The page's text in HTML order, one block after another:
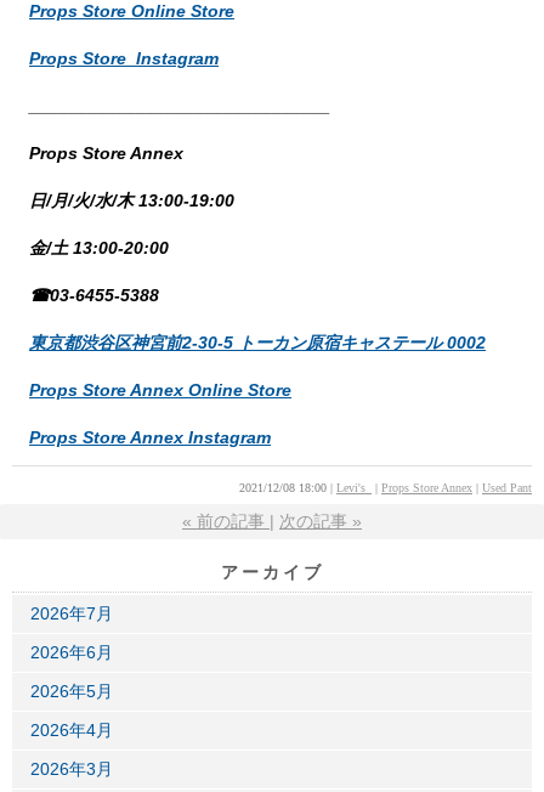
Props Store Online Store
Props Store Instagram
Props Store Annex
日/月/火/水/木 13:00-19:00
金/土 13:00-20:00
☎03-6455-5388
東京都渋谷区神宮前2-30-5 トーカン原宿キャステール 0002
Props Store Annex Online Store
Props Store Annex Instagram
2021/12/08 18:00 Levi's_ Props Store Annex Used Pant
« 前の記事 次の記事 »
アーカイブ
2026年7月
2026年6月
2026年5月
2026年4月
2026年3月